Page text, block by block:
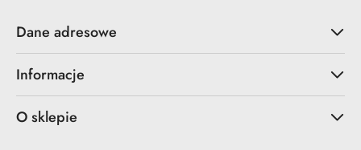
Dane adresowe
Informacje
O sklepie